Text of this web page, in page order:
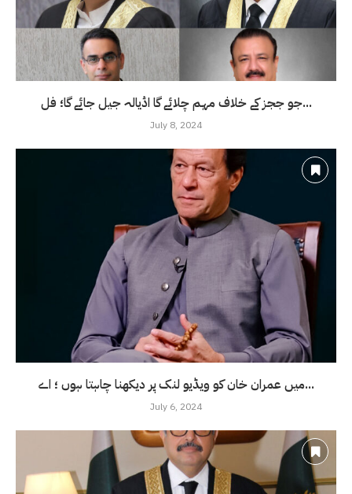
جو ججز کے خلاف مہم چلائے گا اڈیالہ جیل جائے گا؛ فل...
July 8, 2024
میں عمران خان کو ویڈیو لنک پر دیکھنا چاہتا ہوں ؛ اے...
July 6, 2024